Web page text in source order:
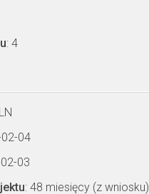
: 4
04
03
: 48 miesięcy (z wniosku)